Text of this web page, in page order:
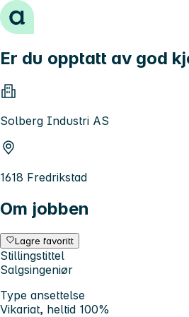
Hopp til innhold
Er du opptatt av god
Solberg Industri AS
1618 Fredrikstad
Om jobben
Lagre favoritt
Stillingstittel
Salgsingeniør
Type ansettelse
Vikariat, heltid 100%